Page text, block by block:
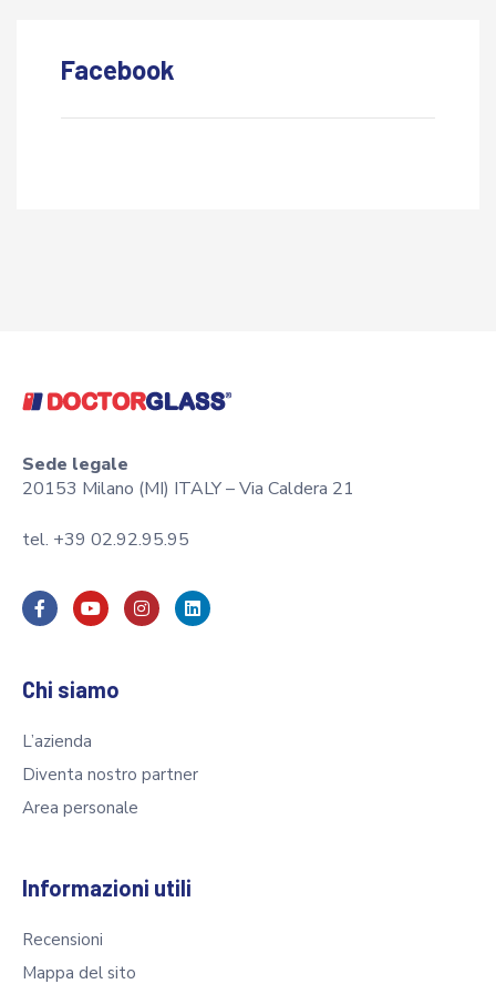
Facebook
Sede legale
20153 Milano (MI) ITALY – Via Caldera 21
tel. +39 02.92.95.95
Chi siamo
L’azienda
Diventa nostro partner
Area personale
Informazioni utili
Recensioni
Mappa del sito